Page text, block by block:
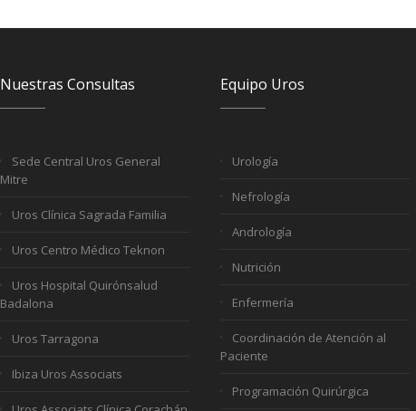
Nuestras Consultas
Sede Central Uros General
Mitre
Uros Clínica Sagrada Familia
Uros Centro Médico Teknon
Uros Hospital Quirónsalud
Badalona
Uros Tarragona
Ibiza Uros Associats
Equipo Uros
Urología
Nefrología
Andrología
Nutrición
Enfermería
Coordinación de Atención al
Paciente
Programación Quirúrgica